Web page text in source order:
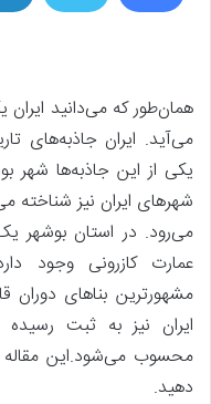
همان‌طور که می‌دانید
می‌آید. ایران جاذبه‌های
یکی از این جاذبه‌ها شهر
شهر‌های ایران نیز شناخته
می‌رود. در استان بوشهر
عمارت کازرونی وجود
مشهور‌ترین بنا‌های دوران
ایران نیز به ثبت
محسوب می‌شود.این مقاله
دهید.